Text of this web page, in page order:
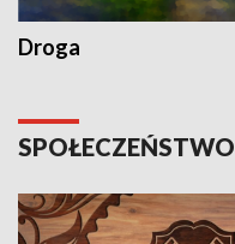
Droga
SPOŁECZEŃSTWO